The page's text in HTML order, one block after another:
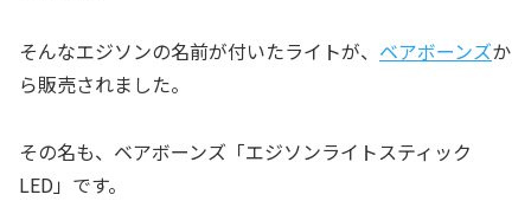
そんなエジソンの名前が付いたライトが、 ベアボーンズか
ら販売されました。
その名も、ベアボーンズ「エジソンライトスティック
LED」です。